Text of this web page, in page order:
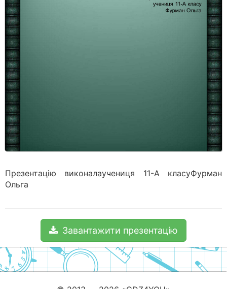
Презентацію виконалаучениця 11-А класуФурман
Ольга
Завантажити презентацію